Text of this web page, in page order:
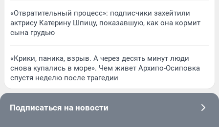
«Отвратительный процесс»: подписчики захейтили
актрису Катерину Шпицу, показавшую, как она кормит
сына грудью
«Крики, паника, взрыв. А через десять минут люди
снова купались в море». Чем живет Архипо-Осиповка
спустя неделю после трагедии
Подписаться на новости